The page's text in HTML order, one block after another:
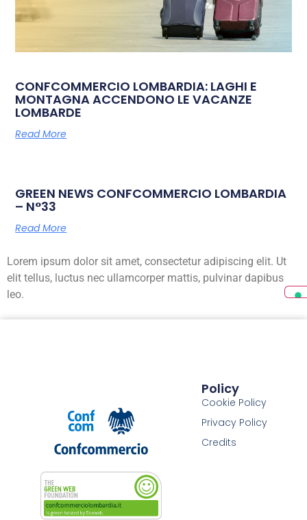
CONFCOMMERCIO LOMBARDIA: LAGHI E
MONTAGNA ACCENDONO LE VACANZE
LOMBARDE
Read More
GREEN NEWS CONFCOMMERCIO LOMBARDIA
– N°33
Read More
Lorem ipsum dolor sit amet, consectetur adipiscing elit. Ut
elit tellus, luctus nec ullamcorper mattis, pulvinar dapibus
leo.
Policy
Cookie Policy
Privacy Policy
Credits